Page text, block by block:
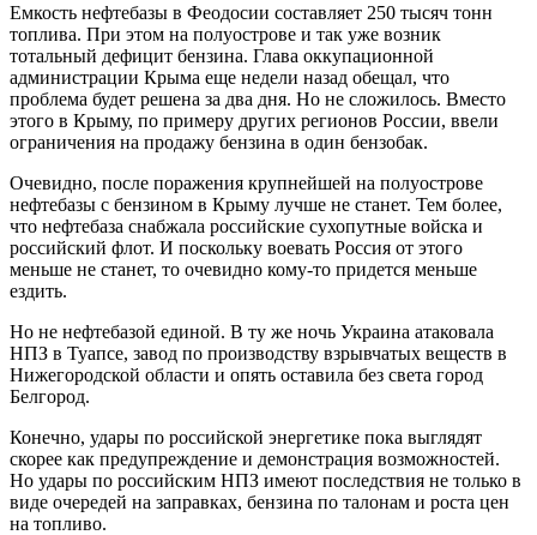
Емкость нефтебазы в Феодосии составляет 250 тысяч тонн
топлива. При этом на полуострове и так уже возник
тотальный дефицит бензина. Глава оккупационной
администрации Крыма еще недели назад обещал, что
проблема будет решена за два дня. Но не сложилось. Вместо
этого в Крыму, по примеру других регионов России, ввели
ограничения на продажу бензина в один бензобак.
Очевидно, после поражения крупнейшей на полуострове
нефтебазы с бензином в Крыму лучше не станет. Тем более,
что нефтебаза снабжала российские сухопутные войска и
российский флот. И поскольку воевать Россия от этого
меньше не станет, то очевидно кому-то придется меньше
ездить.
Но не нефтебазой единой. В ту же ночь Украина атаковала
НПЗ в Туапсе, завод по производству взрывчатых веществ в
Нижегородской области и опять оставила без света город
Белгород.
Конечно, удары по российской энергетике пока выглядят
скорее как предупреждение и демонстрация возможностей.
Но удары по российским НПЗ имеют последствия не только в
виде очередей на заправках, бензина по талонам и роста цен
на топливо.